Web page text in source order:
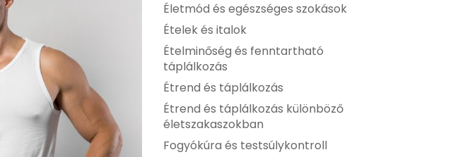
Életmód és egészséges szokások
Ételek és italok
Ételminőség és fenntartható
táplálkozás
Étrend és táplálkozás
Étrend és táplálkozás különböző
életszakaszokban
Fogyókúra és testsúlykontroll